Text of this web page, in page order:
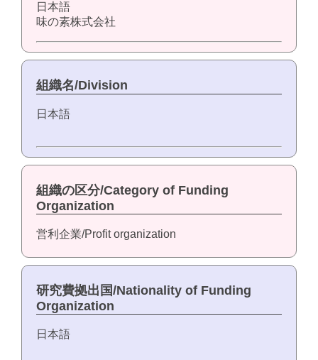
日本語
味の素株式会社
組織名/Division
日本語
組織の区分/Category of Funding
Organization
営利企業/Profit organization
研究費拠出国/Nationality of Funding
Organization
日本語